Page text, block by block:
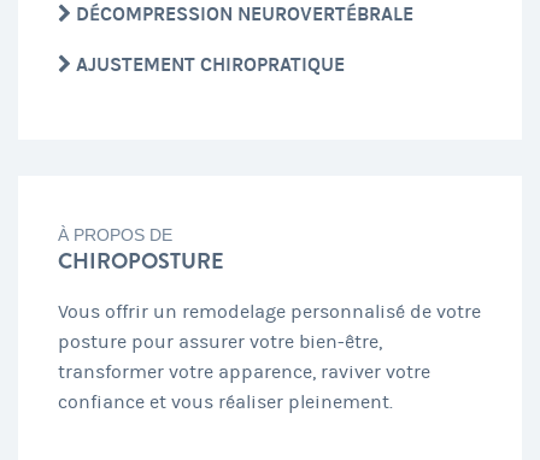
DÉCOMPRESSION NEUROVERTÉBRALE
AJUSTEMENT CHIROPRATIQUE
À PROPOS DE
CHIROPOSTURE
Vous offrir un remodelage personnalisé de votre
posture pour assurer votre bien-être,
transformer votre apparence, raviver votre
confiance et vous réaliser pleinement.